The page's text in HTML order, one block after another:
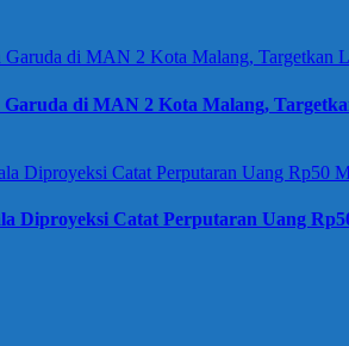
Garuda di MAN 2 Kota Malang,
Diproyeksi Catat Perputaran Uang